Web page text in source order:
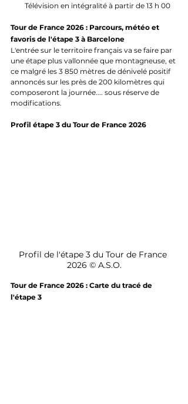
Télévision en intégralité à partir de 13 h 00
Tour de France 2026 : Parcours, météo et
favoris de l'étape 3 à Barcelone
L'entrée sur le territoire français va se faire par
une étape plus vallonnée que montagneuse, et
ce malgré les 3 850 mètres de dénivelé positif
annoncés sur les près de 200 kilomètres qui
composeront la journée.... sous réserve de
modifications.
Profil étape 3 du Tour de France 2026
Profil de l'étape 3 du Tour de France
2026 © A.S.O.
Tour de France 2026 : Carte du tracé de
l'étape 3